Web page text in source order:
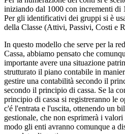
iniziando dal 1000 con incrementi di
Per gli identificativi dei gruppi si è
della Classe (Attivi, Passivi, Costi e
In questo modello che serve per la
Cassa, abbiamo pensato che
importante avere una situazione
strutturato il piano contabile in
gestire una contabilità secondo il
secondo il principio di cassa. Se la
principio di cassa si registreranno le
c'é l'entrata e l'uscita, ottenendo un
gestionale, che non esprimerà i
modo gli enti avranno comunque a